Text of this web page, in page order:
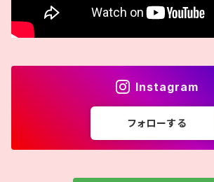
Instagram
フォローする